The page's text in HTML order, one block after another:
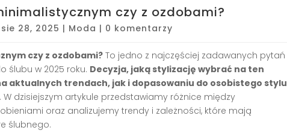
czy z ozdobami?
sie 28, 2025 | Moda | 0 komentarzy
czy z ozdobami?To jedno z najczęściej zadawanych pytań
ślubu w 2025 roku. Decyzja, jaką stylizację wybrać na ten
aktualnych trendach, jak i dopasowaniu do osobistego stylu
W dzisiejszym artykule przedstawiamy różnice między
oraz analizujemy trendy i zależności, które mają
ślubnego.